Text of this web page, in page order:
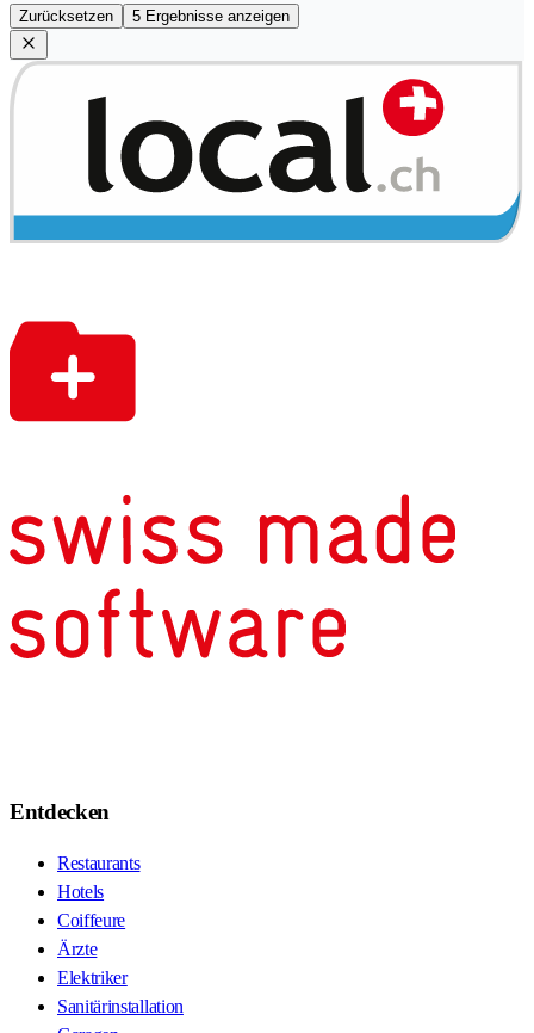
Zurücksetzen 5 Ergebnisse anzeigen
Entdecken
Restaurants
Hotels
Coiffeure
Ärzte
Elektriker
Sanitärinstallation